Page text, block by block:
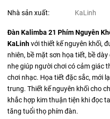
Nhà sản xuất: KaLinh
Đàn Kalimba 21 Phím Nguyên
KaLinhvới thiết kế nguyên khối,
nhiên, bề mặt sơn họa tiết, bề
nhẹ giúp người chơi có cảm giác
chơi nhạc. Họa tiết đặc sắc, mới
trung. Thiết kế nguyên khối cho
khắc hợp kim thuận tiện khi đọc
tăng tuổi thọ phím đàn.